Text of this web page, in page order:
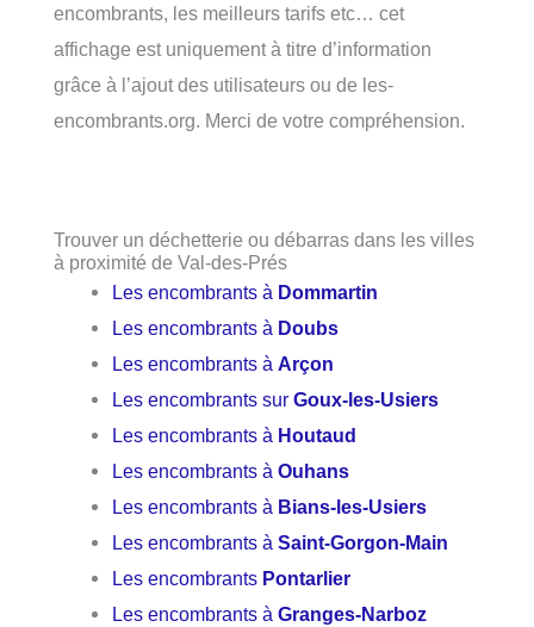
encombrants, les meilleurs tarifs etc… cet
affichage est uniquement à titre d’information
grâce à l’ajout des utilisateurs ou de les-
encombrants.org. Merci de votre compréhension.
Trouver un déchetterie ou débarras dans les villes
à proximité de Val-des-Prés
Les encombrants à Dommartin
Les encombrants à Doubs
Les encombrants àArçon
Les encombrants surGoux-les-Usiers
Les encombrants à Houtaud
Les encombrants àOuhans
Les encombrants à Bians-les-Usiers
Les encombrants àSaint-Gorgon-Main
Les encombrants Pontarlier
Les encombrants àGranges-Narboz